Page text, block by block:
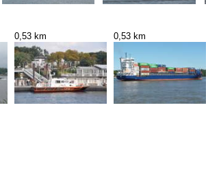
0,53 km 0,53 km